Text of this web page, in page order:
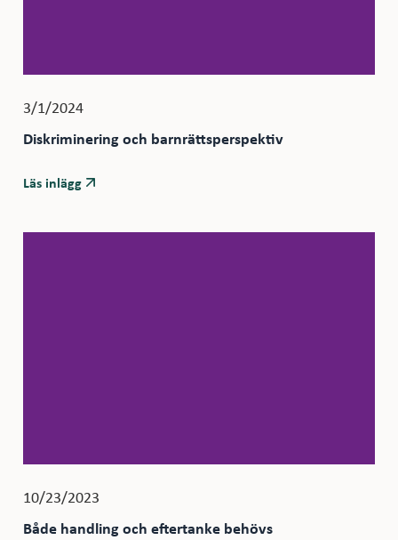
3/1/2024
Diskriminering och barnrättsperspektiv
Läs inlägg
10/23/2023
Både handling och eftertanke behövs